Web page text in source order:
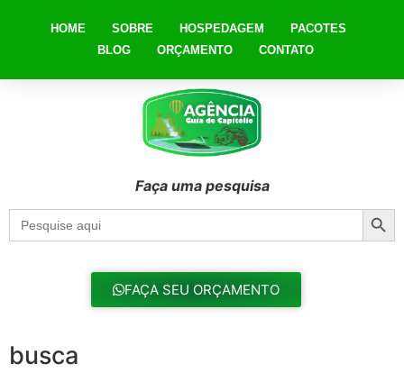
HOME SOBRE HOSPEDAGEM
PACOTES
BLOG
ORÇAMENTO CONTATO
Faça uma pesquisa
Search
for:
FAÇA SEU ORÇAMENTO
busca